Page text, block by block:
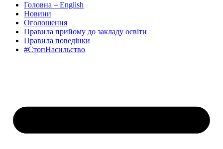
Головна – English
Новини
Оголошення
Правила прийому до закладу освіти
Правила поведінки
#СтопНасильство